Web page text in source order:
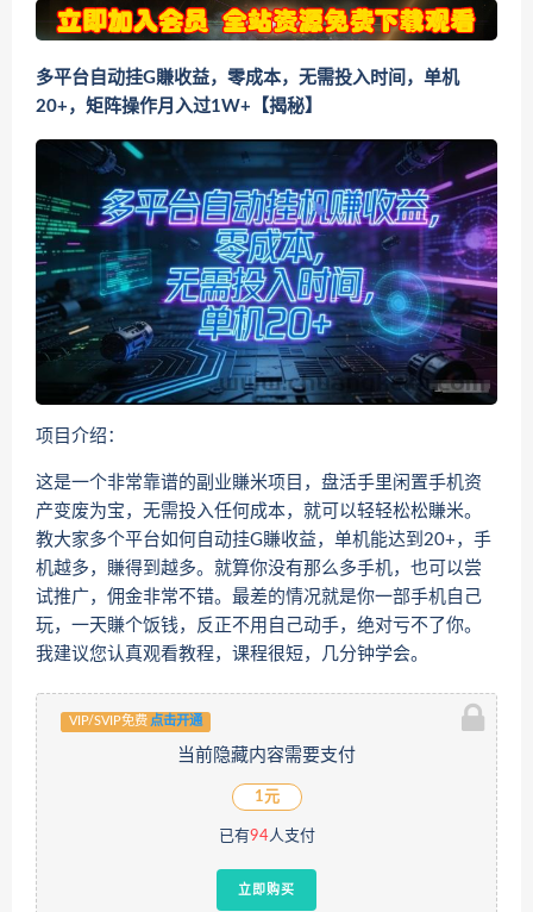
多平台自动挂G賺收益，零成本，无需投入时间，单机
20+，矩阵操作月入过1W+【揭秘】
项目介绍：
这是一个非常靠谱的副业賺米项目，盘活手里闲置手机资
产变废为宝，无需投入任何成本，就可以轻轻松松賺米。
教大家多个平台如何自动挂G賺收益，单机能达到20+，手
机越多，賺得到越多。就算你没有那么多手机，也可以尝
试推广，佣金非常不错。最差的情况就是你一部手机自己
玩，一天賺个饭钱，反正不用自己动手，绝对亏不了你。
我建议您认真观看教程，课程很短，几分钟学会。
VIP/SVIP免费 点击开通
当前隐藏内容需要支付
1元
已有94人支付
立即购买